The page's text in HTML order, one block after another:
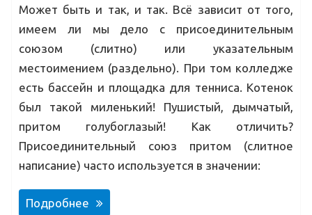
Может быть и так, и так. Всё зависит от того,
имеем ли мы дело с присоединительным
союзом (слитно) или указательным
местоимением (раздельно). При том колледже
есть бассейн и площадка для тенниса. Котенок
был такой миленький! Пушистый, дымчатый,
притом голубоглазый! Как отличить?
Присоединительный союз притом (слитное
написание) часто используется в значении:
Подробнее